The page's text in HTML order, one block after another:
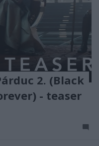
2. (Black
- teaser